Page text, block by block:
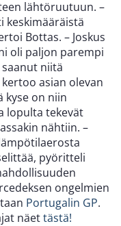
lähtöruutuun. –
keskimääräistä
Bottas. – Joskus
oli paljon parempi
saanut niitä
asian olevan
kyse on niin
lopulta tekevät
nähtiin. –
pyöritteli
ongelmien
Portugalin GP.
näettästä!